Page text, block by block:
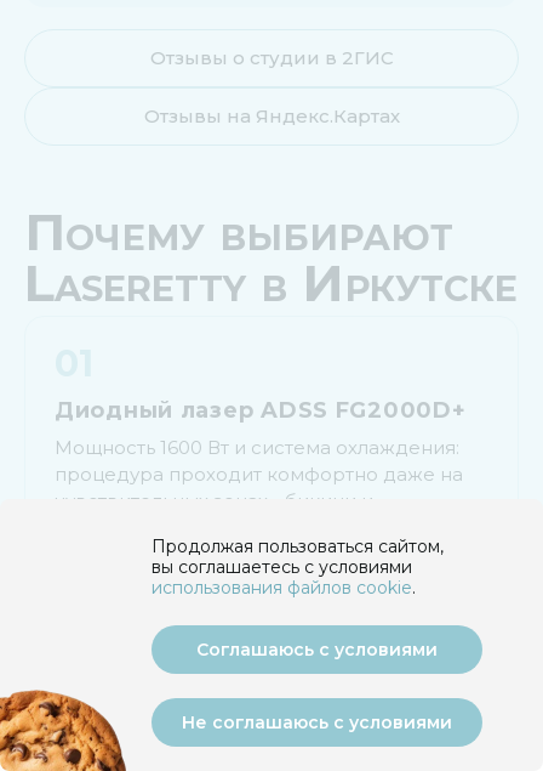
Отзывы о студии в 2ГИС
Отзывы на Яндекс.Картах
Почему выбирают
Laseretty в Иркутске
Диодный лазер ADSS FG2000D+
Мощность 1600 Вт и система охлаждения:
процедура проходит комфортно даже на
чувствительных зонах - бикини и
клиентов в Иркутске.
Федеральный стандарт сети
17 студий в 14 городах России, 120 000+
клиентов и 10 лет работы. В Иркутске - тот
Продолжая пользоваться сайтом,
вы соглашаетесь с условиями
использования файлов cookie.
Соглашаюсь с условиями
Не соглашаюсь с условиями
Позвонить Написать Записаться
Подобрать программу